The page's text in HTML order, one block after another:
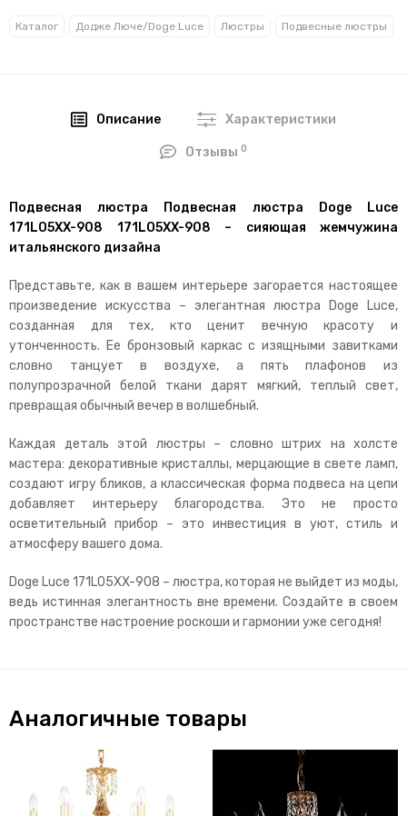
Каталог Додже Люче/Doge Luce Люстры Подвесные люстры
Описание Характеристики
Отзывы0
Подвесная люстра Подвесная люстра Doge Luce
171LO5XX-908 171LO5XX-908 – сияющая жемчужина
итальянского дизайна
Представьте, как в вашем интерьере загорается настоящее
произведение искусства – элегантная люстра Doge Luce,
созданная для тех, кто ценит вечную красоту и
утонченность. Ее бронзовый каркас с изящными завитками
словно танцует в воздухе, а пять плафонов из
полупрозрачной белой ткани дарят мягкий, теплый свет,
превращая обычный вечер в волшебный.
Каждая деталь этой люстры – словно штрих на холсте
мастера: декоративные кристаллы, мерцающие в свете ламп,
создают игру бликов, а классическая форма подвеса на цепи
добавляет интерьеру благородства. Это не просто
осветительный прибор – это инвестиция в уют, стиль и
атмосферу вашего дома.
Doge Luce 171LO5XX-908 – люстра, которая не выйдет из моды,
ведь истинная элегантность вне времени. Создайте в своем
пространстве настроение роскоши и гармонии уже сегодня!
Аналогичные товары